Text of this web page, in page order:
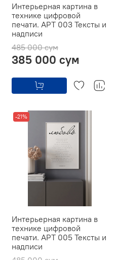
Интерьерная картина в
технике цифровой
печати. АРТ 003 Тексты и
надписи
485 000 сум
385 000 сум
-21%
Интерьерная картина в
технике цифровой
печати. АРТ 005 Тексты и
надписи